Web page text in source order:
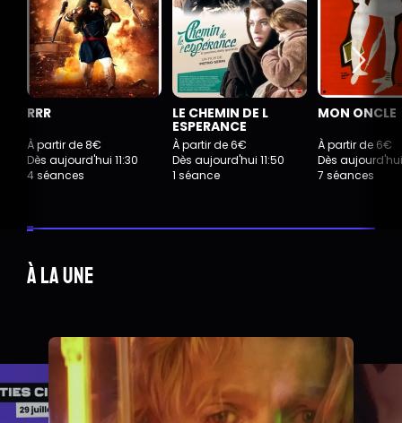
RRR
À partir de 8€
Dès aujourd'hui 11:30
4 séances
LE CHEMIN DE L
ESPERANCE
À partir de 6€
Dès aujourd'hui 11:50
1 séance
MON ONCLE
À partir de 6€
Dès
7 séances
À la une